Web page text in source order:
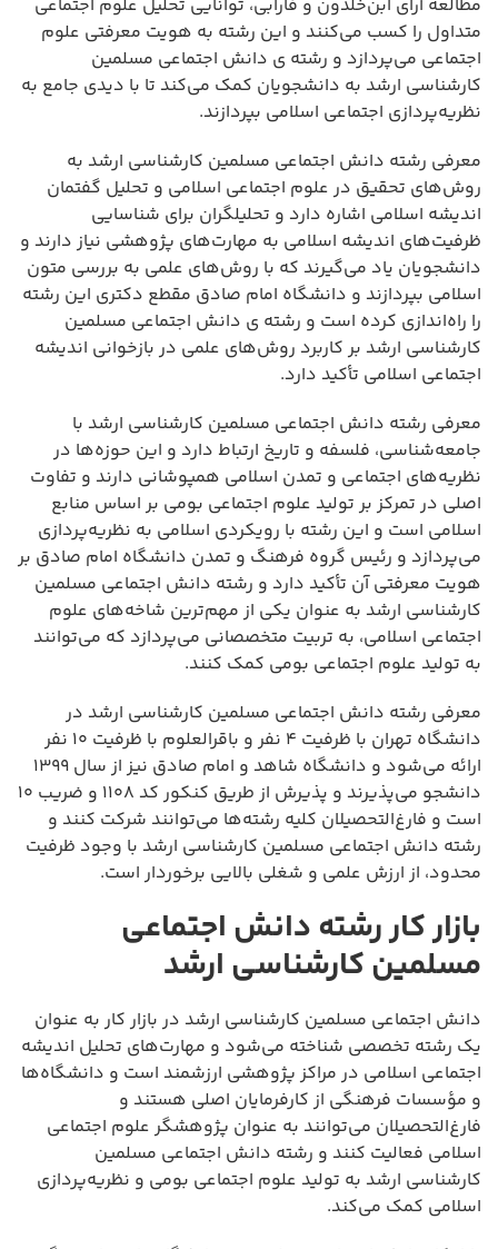
مطالعه آرای ابن‌خلدون و فارابی، توانایی تحلیل علوم اجتماعی
متداول را کسب می‌کنند و این رشته به هویت معرفتی علوم
اجتماعی می‌پردازد و رشته ی دانش اجتماعی مسلمین
کارشناسی ارشد به دانشجویان کمک می‌کند تا با دیدی جامع به
نظریه‌پردازی اجتماعی اسلامی بپردازند.
معرفی رشته دانش اجتماعی مسلمین کارشناسی ارشد به
روش‌های تحقیق در علوم اجتماعی اسلامی و تحلیل گفتمان
اندیشه اسلامی اشاره دارد و تحلیلگران برای شناسایی
ظرفیت‌های اندیشه اسلامی به مهارت‌های پژوهشی نیاز دارند و
دانشجویان یاد می‌گیرند که با روش‌های علمی به بررسی متون
اسلامی بپردازند و دانشگاه امام صادق مقطع دکتری این رشته
را راه‌اندازی کرده است و رشته ی دانش اجتماعی مسلمین
کارشناسی ارشد بر کاربرد روش‌های علمی در بازخوانی اندیشه
اجتماعی اسلامی تأکید دارد.
معرفی رشته دانش اجتماعی مسلمین کارشناسی ارشد با
جامعه‌شناسی، فلسفه و تاریخ ارتباط دارد و این حوزه‌ها در
نظریه‌های اجتماعی و تمدن اسلامی همپوشانی دارند و تفاوت
اصلی در تمرکز بر تولید علوم اجتماعی بومی بر اساس منابع
اسلامی است و این رشته با رویکردی اسلامی به نظریه‌پردازی
می‌پردازد و رئیس گروه فرهنگ و تمدن دانشگاه امام صادق بر
هویت معرفتی آن تأکید دارد و رشته دانش اجتماعی مسلمین
کارشناسی ارشد به عنوان یکی از مهم‌ترین شاخه‌های علوم
اجتماعی اسلامی، به تربیت متخصصانی می‌پردازد که می‌توانند
به تولید علوم اجتماعی بومی کمک کنند.
معرفی رشته دانش اجتماعی مسلمین کارشناسی ارشد در
دانشگاه تهران با ظرفیت ۴ نفر و باقرالعلوم با ظرفیت ۱۰ نفر
ارائه می‌شود و دانشگاه شاهد و امام صادق نیز از سال ۱۳۹۹
دانشجو می‌پذیرند و پذیرش از طریق کنکور کد ۱۱۰۸ و ضریب ۱۰
است و فارغ‌التحصیلان کلیه رشته‌ها می‌توانند شرکت کنند و
رشته دانش اجتماعی مسلمین کارشناسی ارشد با وجود ظرفیت
محدود، از ارزش علمی و شغلی بالایی برخوردار است.
بازار کار رشته دانش اجتماعی
مسلمین کارشناسی ارشد
دانش اجتماعی مسلمین کارشناسی ارشد در بازار کار به عنوان
یک رشته تخصصی شناخته می‌شود و مهارت‌های تحلیل اندیشه
اجتماعی اسلامی در مراکز پژوهشی ارزشمند است و دانشگاه‌ها
و مؤسسات فرهنگی از کارفرمایان اصلی هستند و
فارغ‌التحصیلان می‌توانند به عنوان پژوهشگر علوم اجتماعی
اسلامی فعالیت کنند و رشته دانش اجتماعی مسلمین
کارشناسی ارشد به تولید علوم اجتماعی بومی و نظریه‌پردازی
اسلامی کمک می‌کند.